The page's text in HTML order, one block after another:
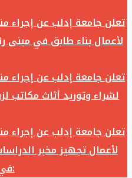
تعلن جامعة إدلب عن إجراء
لأعمال بناء طابق في مبنى
تعلن جامعة إدلب عن إجراء
لشراء وتوريد أثاث مكاتب
تعلن جامعة إدلب عن إجراء
لأعمال تجهيز مخبر
في جامعة ادلب وفق الآتي: